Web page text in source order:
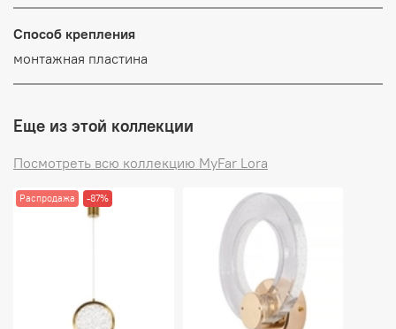
Способ крепления
монтажная пластина
Еще из этой коллекции
Посмотреть всю коллекцию MyFar Lora
Распродажа -87%